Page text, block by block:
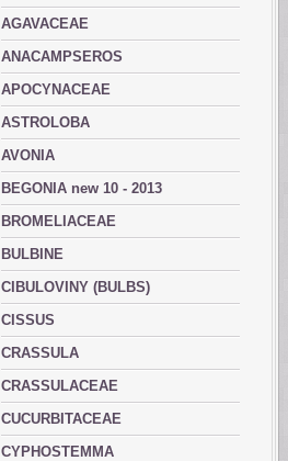
AGAVACEAE
ANACAMPSEROS
APOCYNACEAE
ASTROLOBA
AVONIA
BEGONIA new 10 - 2013
BROMELIACEAE
BULBINE
CIBULOVINY (BULBS)
CISSUS
CRASSULA
CRASSULACEAE
CUCURBITACEAE
CYPHOSTEMMA